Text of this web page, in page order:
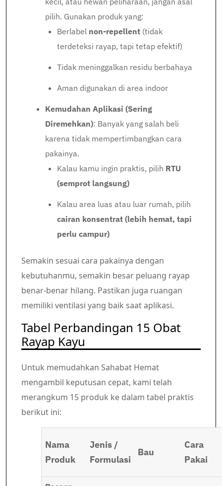
pilih. Gunakan produk yang:
Berlabel non-repellent (tidak
terdeteksi rayap, tapi tetap efektif)
Tidak meninggalkan residu berbahaya
Aman digunakan di area indoor
Kemudahan Aplikasi (Sering
Diremehkan): Banyak yang salah beli
karena tidak mempertimbangkan cara
pakainya.
Kalau kamu ingin praktis, pilih RTU
(semprot langsung)
Kalau area luas atau luar rumah, pilih
cairan konsentrat (lebih hemat, tapi
perlu campur)
Semakin sesuai cara pakainya dengan
kebutuhanmu, semakin besar peluang rayap
benar-benar hilang. Pastikan juga ruangan
memiliki ventilasi yang baik saat aplikasi.
Tabel Perbandingan 15 Obat
Rayap Kayu
Untuk memudahkan Sahabat Hemat
mengambil keputusan cepat, kami telah
merangkum 15 produk ke dalam tabel praktis
berikut ini:
Nama
Produk
Jenis /
Formulasi
Bau
Cara
Pakai